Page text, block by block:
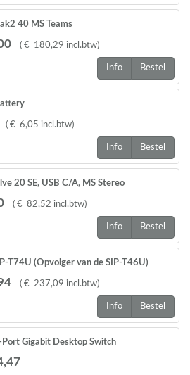
40 MS Teams
( € 180,29 incl.btw)
Info Bestel
Pro,S79,S800,,E630 2 STUKS
( € 6,05 incl.btw)
Info Bestel
20 SE, USB C/A, MS Stereo
( € 82,52 incl.btw)
Info Bestel
T74U (Opvolger van de SIP-T46U)
( € 237,09 incl.btw)
Info Bestel
Port Gigabit Desktop Switch